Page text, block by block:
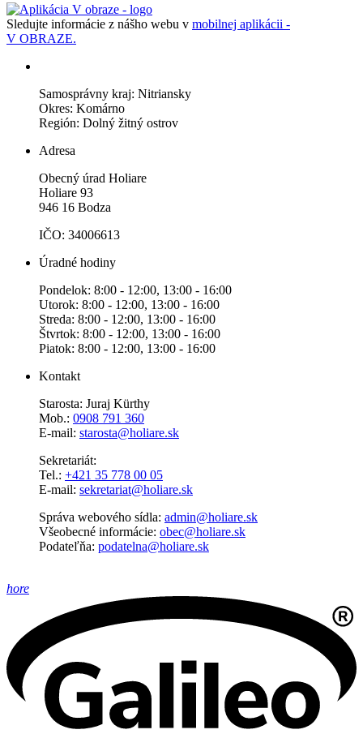
Sledujte informácie z nášho webu v mobilnej aplikácii -
V OBRAZE.
Samosprávny kraj: Nitriansky
Okres: Komárno
Región: Dolný žitný ostrov
Adresa
Obecný úrad Holiare
Holiare 93
946 16 Bodza
IČO: 34006613
Úradné hodiny
Pondelok: 8:00 - 12:00, 13:00 - 16:00
Utorok: 8:00 - 12:00, 13:00 - 16:00
Streda: 8:00 - 12:00, 13:00 - 16:00
Štvrtok: 8:00 - 12:00, 13:00 - 16:00
Piatok: 8:00 - 12:00, 13:00 - 16:00
Kontakt
Starosta: Juraj Kürthy
Mob.: 0908 791 360
E-mail: starosta@holiare.sk
Sekretariát:
Tel.: +421 35 778 00 05
E-mail: sekretariat@holiare.sk
Správa webového sídla: admin@holiare.sk
Všeobecné informácie: obec@holiare.sk
Podateľňa: podatelna@holiare.sk
hore